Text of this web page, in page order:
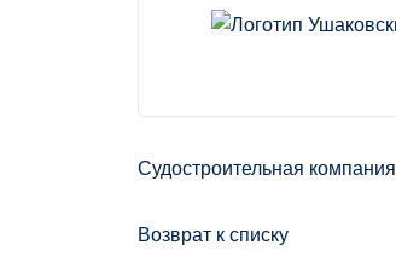
Судостроительная компания
Возврат к списку